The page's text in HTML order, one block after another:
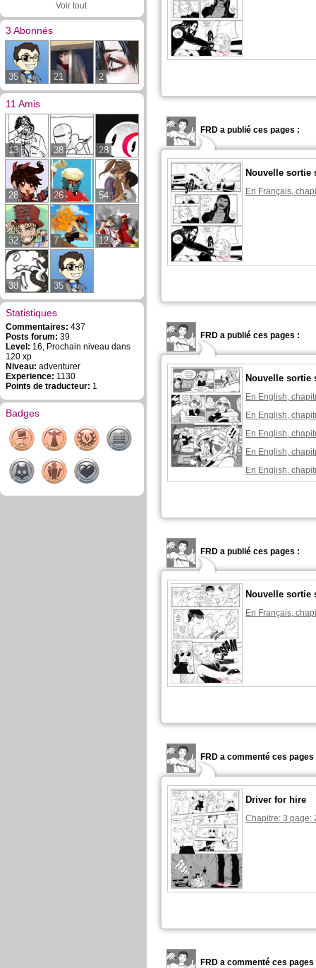
Voir tout
3 Abonnés
35 21 2
11 Amis
13 38 28
28 26 54
32 7 12
38 35
Statistiques
Commentaires: 437
Posts forum: 39
Level: 16, Prochain niveau dans
120 xp
Niveau: adventurer
Experience: 1130
Points de traducteur: 1
Badges
FRD a publié ces pages :
Nouvelle sortie
En Français,
FRD a publié ces pages :
Nouvelle sortie
En English,
En English,
En English,
En English,
En English,
FRD a publié ces pages :
Nouvelle sortie
En Français,
FRD a commenté ces pages
Driver for hire
Chapitre: 3 page:
FRD a commenté ces pages